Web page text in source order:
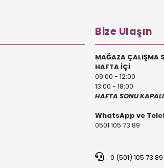
Bize Ulaşın
MAĞAZA ÇALIŞMA
HAFTA İÇİ
09:00 - 12:00
13:00 - 18:00
HAFTA SONU
WhatsApp ve
0501 105 73 89
0 (501) 105 73 89